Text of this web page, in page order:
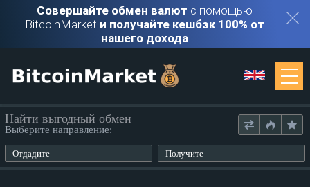
Совершайте обмен валют с помощью
BitcoinMarket и получайте кешбэк 100% от
нашего дохода
Обменники
Найти выгодный обмен
Выберите направление:
Отдадите Получите